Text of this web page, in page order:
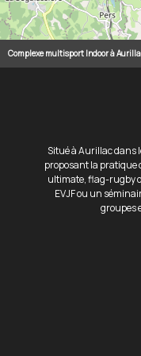
Complexe multisport Indoor à
Situé à Aurillac dans
proposant la
ultimate, flag-rugby
EVJF ou un
groupes